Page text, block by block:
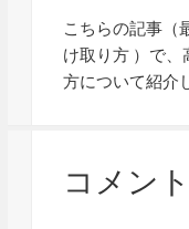
こちらの記事（
け取り方 ）で、
方について紹介
コメン